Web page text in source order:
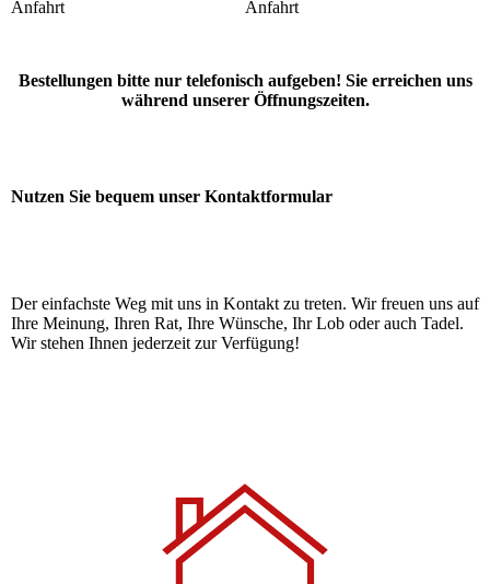
Anfahrt Anfahrt
Bestellungen bitte nur telefonisch aufgeben! Sie erreichen uns
während unserer Öffnungszeiten.
Nutzen Sie bequem unser Kontaktformular
Der einfachste Weg mit uns in Kontakt zu treten. Wir freuen uns auf
Ihre Meinung, Ihren Rat, Ihre Wünsche, Ihr Lob oder auch Tadel.
Wir stehen Ihnen jederzeit zur Verfügung!